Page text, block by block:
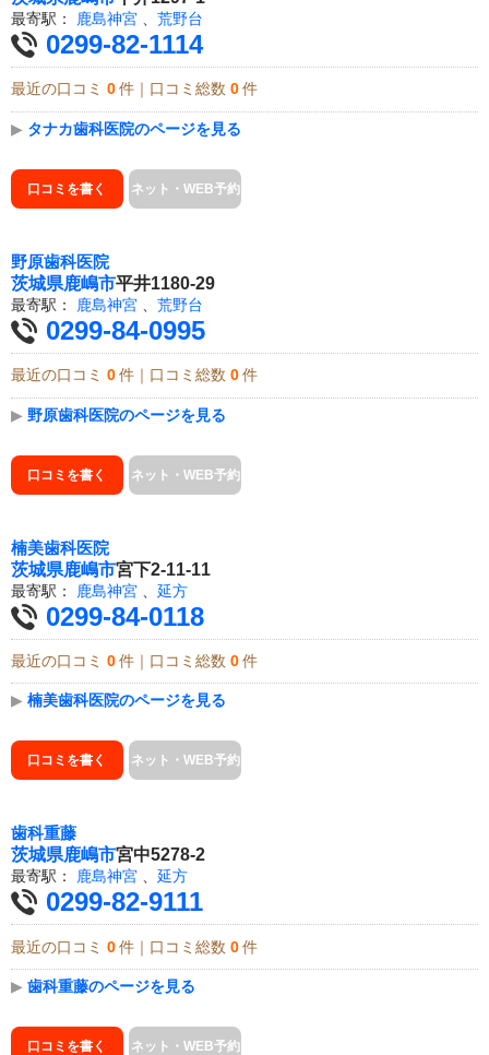
最寄駅： 鹿島神宮 荒野台
0299-82-1114
最近の口コミ 0 件｜口コミ総数 0 件
▶ タナカ歯科医院のページを見る
口コミを書く ネット・WEB予約
野原歯科医院
茨城県鹿嶋市平井1180-29
最寄駅： 鹿島神宮 荒野台
0299-84-0995
最近の口コミ 0 件｜口コミ総数 0 件
▶ 野原歯科医院のページを見る
口コミを書く ネット・WEB予約
楠美歯科医院
茨城県鹿嶋市宮下2-11-11
最寄駅： 鹿島神宮 延方
0299-84-0118
最近の口コミ 0 件｜口コミ総数 0 件
▶ 楠美歯科医院のページを見る
口コミを書く ネット・WEB予約
歯科重藤
茨城県鹿嶋市宮中5278-2
最寄駅： 鹿島神宮 、 延方
0299-82-9111
最近の口コミ 0 件｜口コミ総数 0 件
▶ 歯科重藤のページを見る
口コミを書く ネット・WEB予約